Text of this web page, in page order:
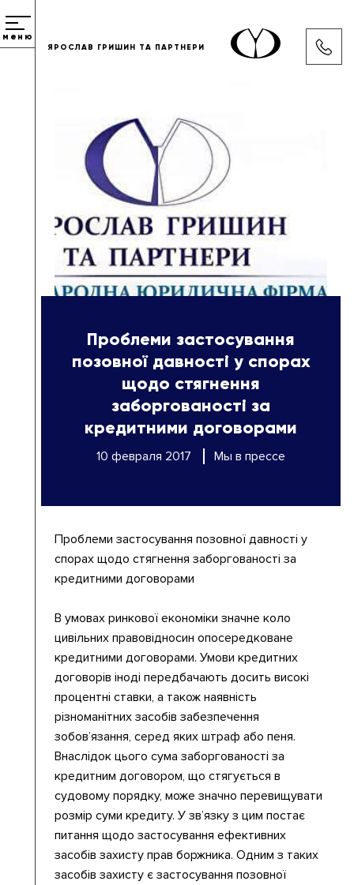
меню
ЯРОСЛАВ ГРИШИН ТА ПАРТНЕРИ
Проблеми застосування
позовної давності у спорах
щодо стягнення
заборгованості за
кредитними договорами
10 февраля 2017 Мы в прессе
Проблеми застосування позовної давності у
спорах щодо стягнення заборгованості за
кредитними договорами
В умовах ринкової економіки значне коло
цивільних правовідносин опосередковане
кредитними договорами. Умови кредитних
договорів іноді передбачають досить високі
процентні ставки, а також наявність
різноманітних засобів забезпечення
зобов’язання, серед яких штраф або пеня.
Внаслідок цього сума заборгованості за
кредитним договором, що стягується в
судовому порядку, може значно перевищувати
розмір суми кредиту. У зв’язку з цим постає
питання щодо застосування ефективних
засобів захисту прав боржника. Одним з таких
засобів захисту є застосування позовної